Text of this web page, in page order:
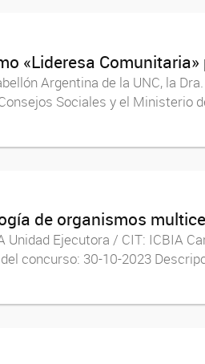
«Lideresa
Argentina de la UNC, la
Sociales y el Ministerio
de organismos
Unidad Ejecutora / CIT: ICBIA
concurso: 30-10-2023